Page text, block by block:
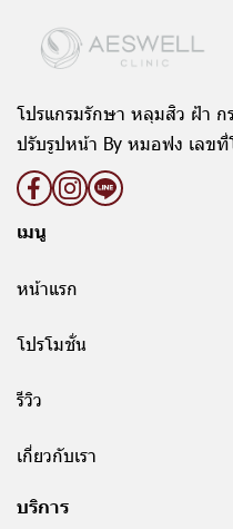
โปรแกรมรักษา หลุมสิว ฝ้า
ปรับรูปหน้า By หมอฟง เล
เมนู
หน้าแรก
โปรโมชั่น
รีวิว
เกี่ยวกับเรา
บริการ